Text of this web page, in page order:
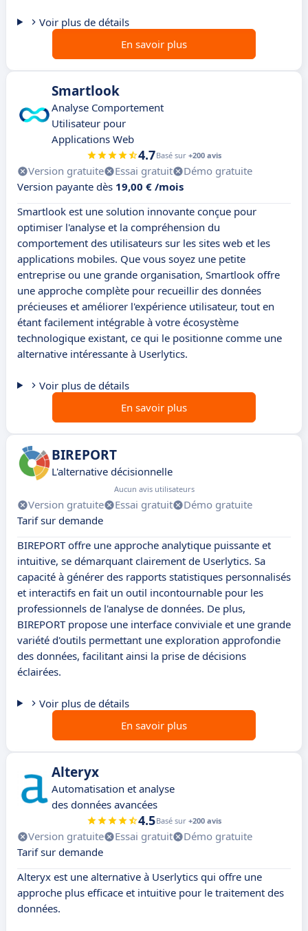
Voir plus de détails
En savoir plus
Smartlook
Analyse Comportement
Utilisateur pour
Applications Web
4.7Basé sur +200 avis
Version gratuite Essai gratuit
Démo gratuite
Version payante dès 19,00 € /mois
Smartlook est une solution innovante conçue pour
optimiser l'analyse et la compréhension du
comportement des utilisateurs sur les sites web et les
applications mobiles. Que vous soyez une petite
entreprise ou une grande organisation, Smartlook offre
une approche complète pour recueillir des données
précieuses et améliorer l'expérience utilisateur, tout en
étant facilement intégrable à votre écosystème
technologique existant, ce qui le positionne comme une
alternative intéressante à Userlytics.
Voir plus de détails
En savoir plus
BIREPORT
L'alternative décisionnelle
Aucun avis utilisateurs
Version gratuite Essai gratuit
Démo gratuite
Tarif sur demande
BIREPORT offre une approche analytique puissante et
intuitive, se démarquant clairement de Userlytics. Sa
capacité à générer des rapports statistiques personnalisés
et interactifs en fait un outil incontournable pour les
professionnels de l'analyse de données. De plus,
BIREPORT propose une interface conviviale et une grande
variété d'outils permettant une exploration approfondie
des données, facilitant ainsi la prise de décisions
éclairées.
Voir plus de détails
En savoir plus
Alteryx
Automatisation et analyse
des données avancées
4.5Basé sur +200 avis
Version gratuite Essai gratuit
Démo gratuite
Tarif sur demande
Alteryx est une alternative à Userlytics qui offre une
approche plus efficace et intuitive pour le traitement des
données.